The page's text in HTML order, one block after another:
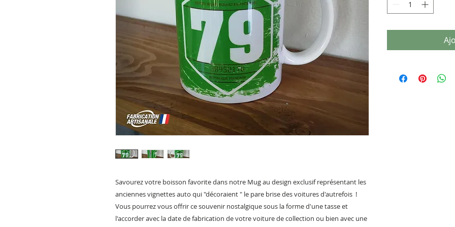
Savourez votre boisson favorite dans notre Mug au design exclusif représentant les
anciennes vignettes auto qui "décoraient " le pare brise des voitures d'autrefois !
Vous pourrez vous offrir ce souvenir nostalgique sous la forme d'une tasse et
l'accorder avec la date de fabrication de votre voiture de collection ou bien avec une